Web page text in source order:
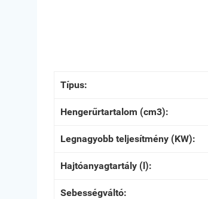
Típus:
Hengerűrtartalom (cm3):
Legnagyobb teljesítmény (KW):
Hajtóanyagtartály (l):
Sebességváltó: